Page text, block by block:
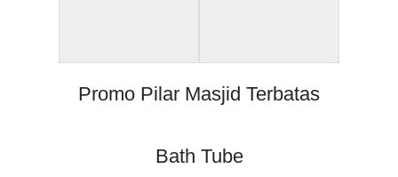
Promo Pilar Masjid Terbatas
Bath Tube